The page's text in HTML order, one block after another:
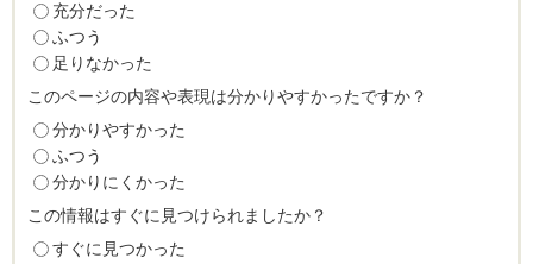
充分だった
ふつう
足りなかった
このページの内容や表現は分かりやすかったですか？
分かりやすかった
ふつう
分かりにくかった
この情報はすぐに見つけられましたか？
すぐに見つかった